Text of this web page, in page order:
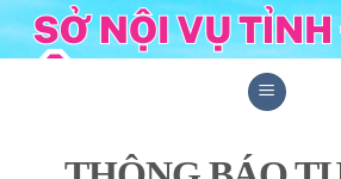
Skip
to